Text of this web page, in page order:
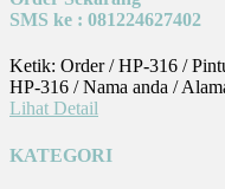
SMS ke : 081224627402
Ketik: Order / HP-316 /
HP-316 / Nama anda /
Lihat Detail
KATEGORI